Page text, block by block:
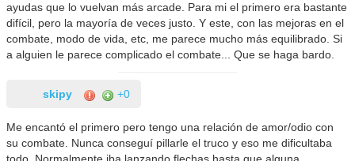
ayudas que lo vuelvan más arcade. Para mi el primero era bastante
difícil, pero la mayoría de veces justo. Y este, con las mejoras en el
combate, modo de vida, etc, me parece mucho más equilibrado. Si
a alguien le parece complicado el combate... Que se haga bardo.
skipy +0
Me encantó el primero pero tengo una relación de amor/odio con
su combate. Nunca conseguí pillarle el truco y eso me dificultaba